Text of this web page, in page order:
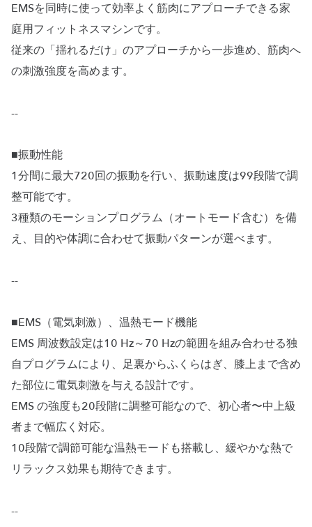
EMSを同時に使って効率よく筋肉にアプローチできる家
庭用フィットネスマシンです。
従来の「揺れるだけ」のアプローチから一歩進め、筋肉へ
の刺激強度を高めます。
--
■振動性能
1分間に最大720回の振動を行い、振動速度は99段階で調
整可能です。
3種類のモーションプログラム（オートモード含む）を備
え、目的や体調に合わせて振動パターンが選べます。
--
■EMS（電気刺激）、温熱モード機能
EMS 周波数設定は10 Hz～70 Hzの範囲を組み合わせる独
自プログラムにより、足裏からふくらはぎ、膝上まで含め
た部位に電気刺激を与える設計です。
EMS の強度も20段階に調整可能なので、初心者〜中上級
者まで幅広く対応。
10段階で調節可能な温熱モードも搭載し、緩やかな熱で
リラックス効果も期待できます。
--